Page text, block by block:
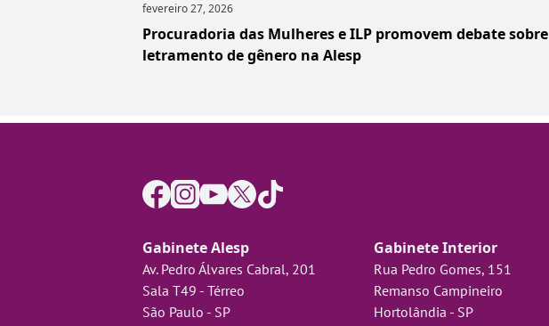
fevereiro 27, 2026
Procuradoria das Mulheres e ILP promovem debate sobre
letramento de gênero na Alesp
Gabinete Alesp
Av. Pedro Álvares Cabral, 201
Sala T49 - Térreo
São Paulo - SP
Gabinete Interior
Rua Pedro Gomes, 151
Remanso Campineiro
Hortolândia - SP